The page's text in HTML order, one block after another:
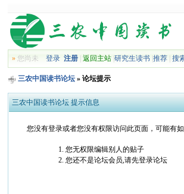
» 您尚未登录 注册 |返回主站 |研究生读书 |推荐 |搜
三农中国读书论坛 » 论坛提示
三农中国读书论坛 提示信息
您没有登录或者您没有权限访问此页面，可能有
您无权限编辑别人的贴子
您还不是论坛会员,请先登录论坛